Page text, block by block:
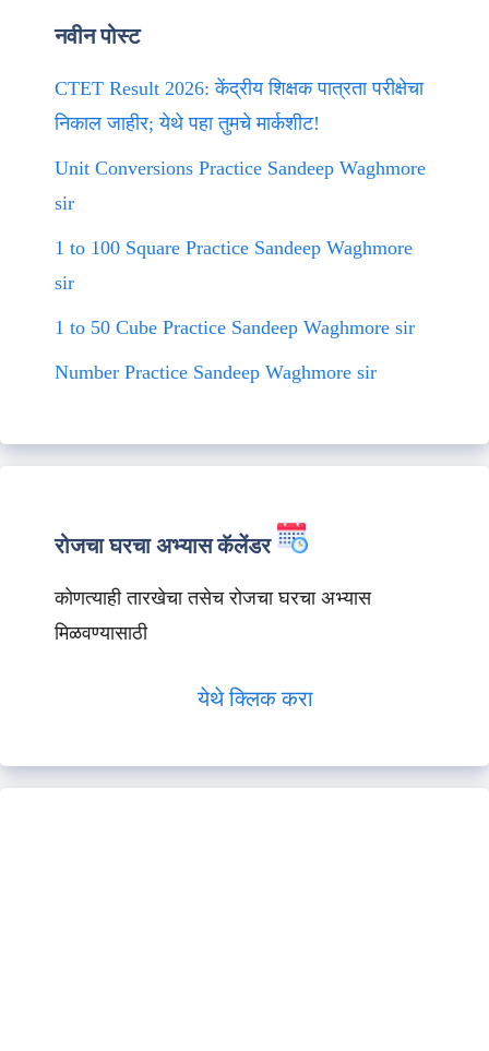
नवीन पोस्ट
CTET Result 2026: केंद्रीय शिक्षक पात्रता परीक्षेचा
निकाल जाहीर; येथे पहा तुमचे मार्कशीट!
Unit Conversions Practice Sandeep Waghmore
sir
1 to 100 Square Practice Sandeep Waghmore
sir
1 to 50 Cube Practice Sandeep Waghmore sir
Number Practice Sandeep Waghmore sir
रोजचा घरचा अभ्यास कॅलेंडर
कोणत्याही तारखेचा तसेच रोजचा घरचा अभ्यास
मिळवण्यासाठी
येथे क्लिक करा